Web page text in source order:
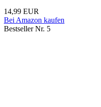
14,99 EUR
Bei Amazon kaufen
Bestseller Nr. 5